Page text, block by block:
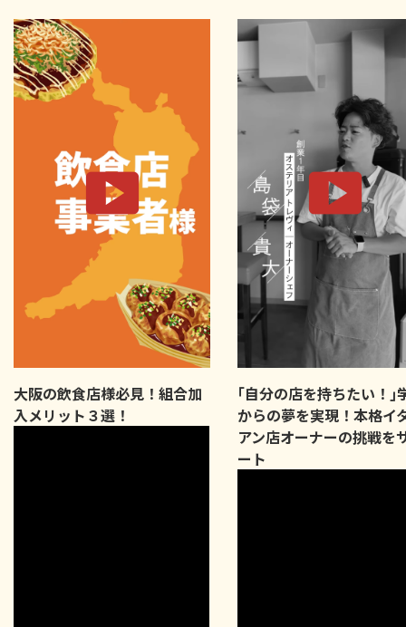
大阪の飲食店様必見！組合加
入メリット３選！
｢自分の店を持ちたい！｣
からの夢を実現！本格イ
アン店オーナーの挑戦を
ート